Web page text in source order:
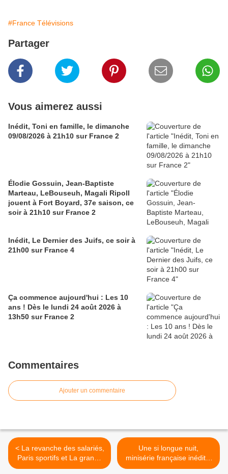
#France Télévisions
Partager
Vous aimerez aussi
Inédit, Toni en famille, le dimanche
09/08/2026 à 21h10 sur France 2
Élodie Gossuin, Jean-Baptiste
Marteau, LeBouseuh, Magali Ripoll
jouent à Fort Boyard, 37e saison, ce
soir à 21h10 sur France 2
Inédit, Le Dernier des Juifs, ce soir à
21h00 sur France 4
Ça commence aujourd'hui : Les 10
ans ! Dès le lundi 24 août 2026 à
13h50 sur France 2
Commentaires
Ajouter un commentaire
< La revanche des salariés,
Paris sportifs et La grande
démission : ce soir à 21h10
Une si longue nuit,
minisérie française inédite,
dès le jeudi 20/01/2022 à